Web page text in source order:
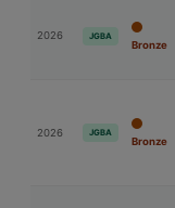
2026 JGBA
Bronze
2026 JGBA
Bronze